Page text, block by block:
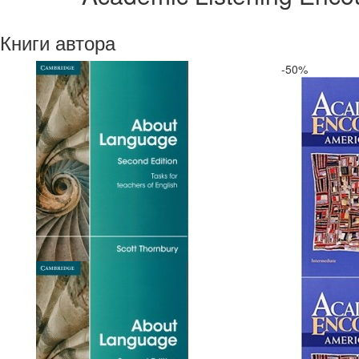
Книги автора
-50%